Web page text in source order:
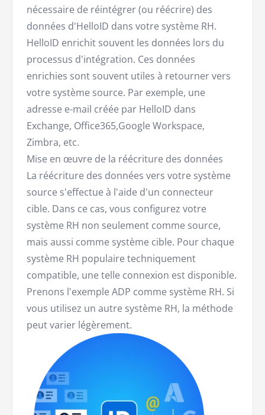
nécessaire de réintégrer (ou réécrire) des
données d'HelloID dans votre système RH.
HelloID enrichit souvent les données lors du
processus d'intégration. Ces données
enrichies sont souvent utiles à retourner vers
votre système source. Par exemple, une
adresse e-mail créée par HelloID dans
Exchange, Office365,Google Workspace,
Zimbra, etc.
Mise en œuvre de la réécriture des données
La réécriture des données vers votre système
source s'effectue à l'aide d'un connecteur
cible. Dans ce cas, vous configurez votre
système RH non seulement comme source,
mais aussi comme système cible. Pour chaque
système RH populaire techniquement
compatible, une telle connexion est disponible.
Prenons l'exemple ADP comme système RH. Si
vous utilisez un autre système RH, la méthode
peut varier légèrement.